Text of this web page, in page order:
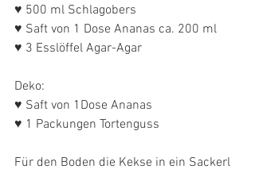
♥ 500 ml Schlagobers
♥ Saft von 1 Dose Ananas ca. 200 ml
♥ 3 Esslöffel Agar-Agar
Deko:
♥ Saft von 1Dose Ananas
♥ 1 Packungen Tortenguss
Für den Boden die Kekse in ein Sackerl